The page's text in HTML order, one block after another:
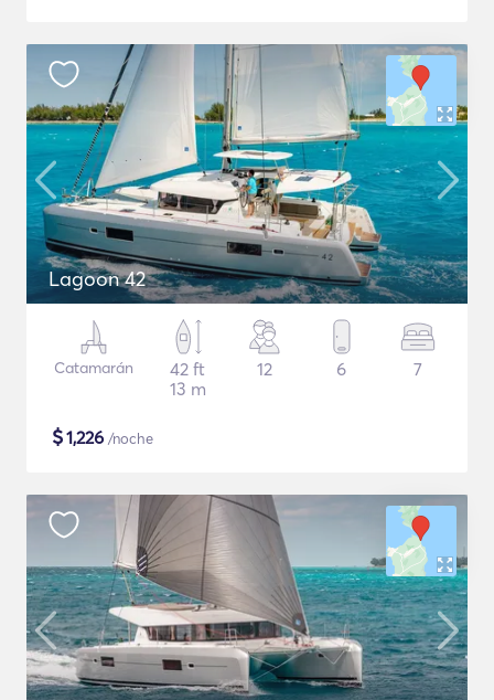
Lagoon 42
Catamarán
42 ft
13 m
12 6 7
$1,226 /noche